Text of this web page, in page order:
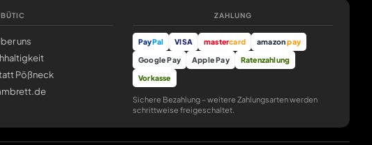
BÜTIC
uns
Pößneck
ZAHLUNG
PayPal VISA mastercard amazonpay
Google Pay
Apple Pay
Ratenzahlung
Vorkasse
Sichere Bezahlung – weitere Zahlungsarten werden
schrittweise freigeschaltet.